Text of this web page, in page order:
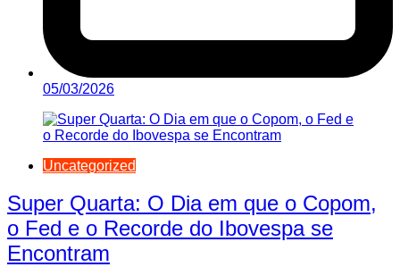
05/03/2026
Uncategorized
Super Quarta: O Dia em que o Copom,
o Fed e o Recorde do Ibovespa se
Encontram